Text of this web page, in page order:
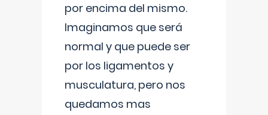
por encima del mismo.
Imaginamos que será
normal y que puede ser
por los ligamentos y
musculatura, pero nos
quedamos mas